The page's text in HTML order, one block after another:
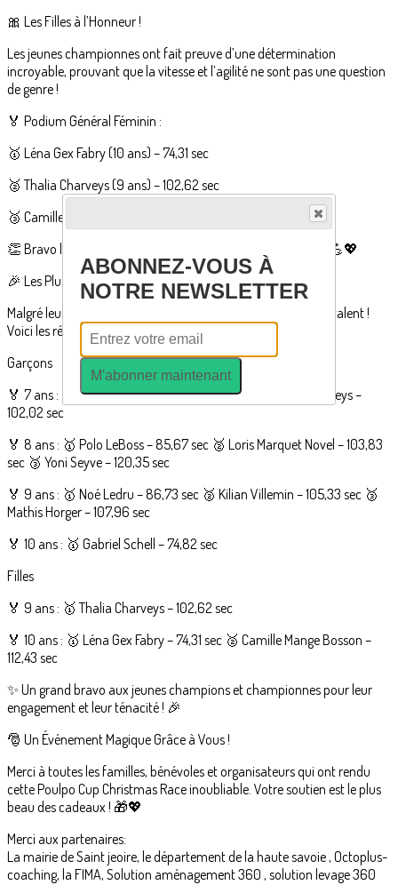
🎀 Les Filles à l’Honneur !
Les jeunes championnes ont fait preuve d’une détermination
incroyable, prouvant que la vitesse et l’agilité ne sont pas une question
de genre !
🏅 Podium Général Féminin :
🥇 Léna Gex Fabry (10 ans) – 74,31 sec
🥈 Thalia Charveys (9 ans) – 102,62 sec
🥉 Camille Mange Bosson (10 ans) – 112,43 sec
👏 Bravo les filles ! Vous êtes une vraie source d’inspiration ! 💪💖
🎉 Les Plus Petits Ont Assuré !
Malgré leur jeune âge, les plus petits ont défié le chrono avec talent !
Voici les résultats par catégorie :
Garçons
🏅 7 ans : 🥇 Timothée Thevenot – 90,72 sec 🥈 Lessio Charveys –
102,02 sec
🏅 8 ans : 🥇 Polo LeBoss – 85,67 sec 🥈 Loris Marquet Novel – 103,83
sec 🥉 Yoni Seyve – 120,35 sec
🏅 9 ans : 🥇 Noé Ledru – 86,73 sec 🥈 Kilian Villemin – 105,33 sec 🥉
Mathis Horger – 107,96 sec
🏅 10 ans : 🥇 Gabriel Schell – 74,82 sec
Filles
🏅 9 ans : 🥇 Thalia Charveys – 102,62 sec
🏅 10 ans : 🥇 Léna Gex Fabry – 74,31 sec 🥈 Camille Mange Bosson –
112,43 sec
✨ Un grand bravo aux jeunes champions et championnes pour leur
engagement et leur ténacité ! 🎉
🎅 Un Événement Magique Grâce à Vous !
Merci à toutes les familles, bénévoles et organisateurs qui ont rendu
cette Poulpo Cup Christmas Race inoubliable. Votre soutien est le plus
beau des cadeaux ! 🎁💖
Merci aux partenaires:
La mairie de Saint jeoire, le département de la haute savoie , Octoplus-
coaching, la FIMA, Solution aménagement 360 , solution levage 360
ABONNEZ-VOUS À
NOTRE NEWSLETTER
M'abonner maintenant